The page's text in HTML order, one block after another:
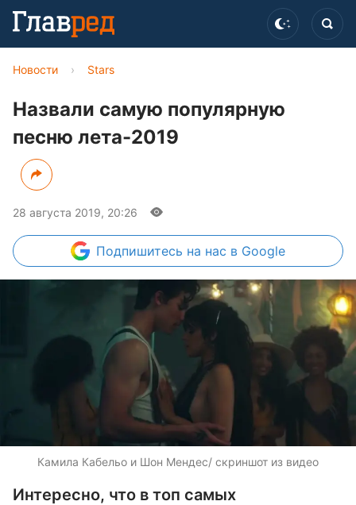
Новости › Stars
Назвали самую популярную
песню лета-2019
28 августа 2019, 20:26
Подпишитесь на нас в Google
Камила Кабельо и Шон Мендес/ скриншот из видео
Интересно, что в топ самых